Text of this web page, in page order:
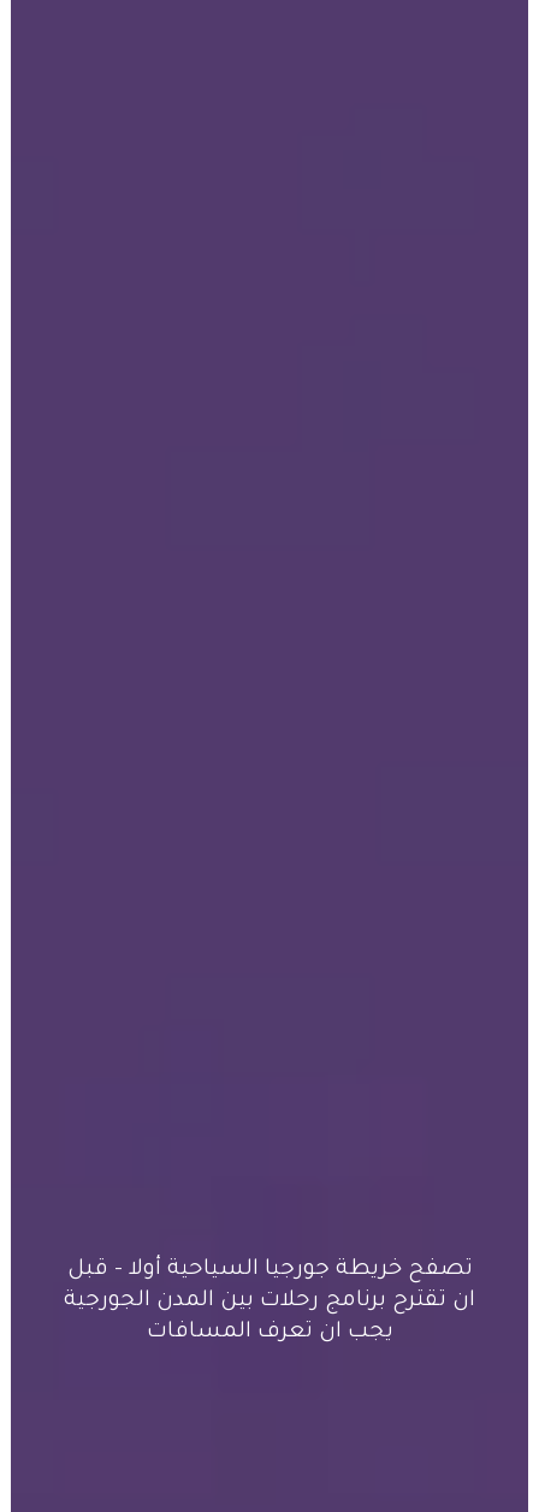
تصفح خريطة جورجيا السياحية أولا – قبل
ان تقترح برنامج رحلات بين المدن الجورجية
يجب ان تعرف المسافات